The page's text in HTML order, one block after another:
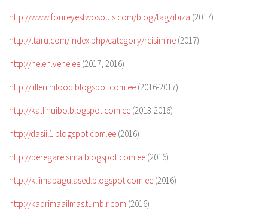
http://www.foureyestwosouls.com/blog/tag/ibiza (2017)
http://ttaru.com/index.php/category/reisimine (2017)
http://helen.vene.ee (2017, 2016)
http://lilleriinilood.blogspot.com.ee (2016-2017)
http://katlinuibo.blogspot.com.ee (2013-2016)
http://dasiil1.blogspot.com.ee (2016)
http://peregareisima.blogspot.com.ee (2016)
http://kliimapagulased.blogspot.com.ee (2016)
http://kadrimaailmas.tumblr.com (2016)